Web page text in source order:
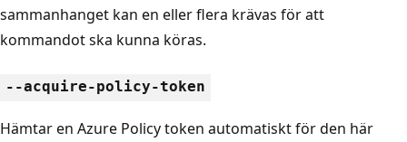
sammanhanget kan en eller flera krävas för att
kommandot ska kunna köras.
--acquire-policy-token
Hämtar en Azure Policy token automatiskt för den här